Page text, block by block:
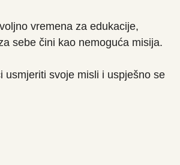
vremena za edukacije,
sebe čini kao nemoguća misija.
usmjeriti svoje misli i uspješno se